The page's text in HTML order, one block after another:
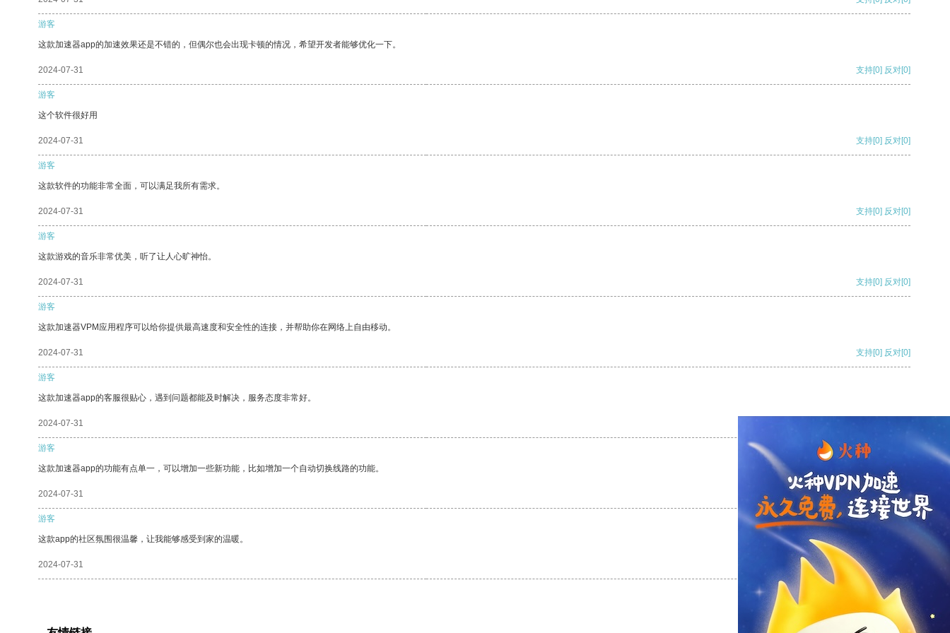
游客
这款加速器app的加速效果还是不错的，但偶尔也会出现卡顿的情况，希望开发者能够优化一下。
2024-07-31 支持[0] 反对[0]
游客
这个软件很好用
2024-07-31 支持[0] 反对[0]
游客
这款软件的功能非常全面，可以满足我所有需求。
2024-07-31 支持[0] 反对[0]
游客
这款游戏的音乐非常优美，听了让人心旷神怡。
2024-07-31 支持[0] 反对[0]
游客
这款加速器VPM应用程序可以给你提供最高速度和安全性的连接，并帮助你在网络上自由移动。
2024-07-31 支持[0] 反对[0]
游客
这款加速器app的客服很贴心，遇到问题都能及时解决，服务态度非常好。
2024-07-31
游客
这款加速器app的功能有点单一，可以增加一些新功能，比如增加一个自动切换线路的功能。
2024-07-31 支持 [0] 反对 [0]
游客
这款app的社区氛围很温馨，让我能够感受到家的温暖。
2024-07-31 支持